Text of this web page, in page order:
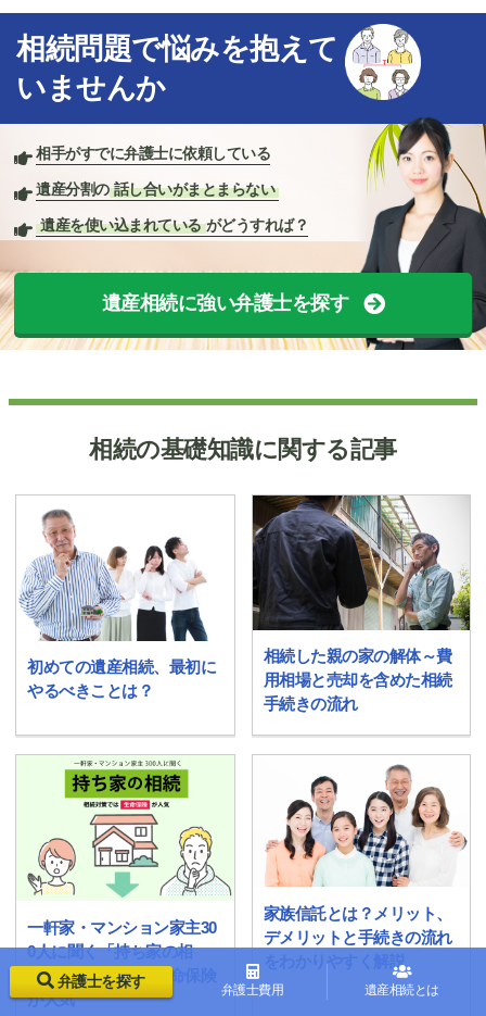
相続問題で悩みを抱えて
いませんか
相手がすでに弁護士に依頼している
遺産分割の 話し合いがまとまらない
遺産を使い込まれている がどうすれば？
遺産相続に強い弁護士を探す
相続の基礎知識に関する記事
初めての遺産相続、最初に
やるべきことは？
相続した親の家の解体～費
用相場と売却を含めた相続
手続きの流れ
一軒家・マンション家主30
0人に聞く「持ち家の相
続」相続対策では生命保険
が人気
家族信託とは？メリット、
デメリットと手続きの流れ
をわかりやすく解説
弁護士を探す 弁護士費用 遺産相続とは